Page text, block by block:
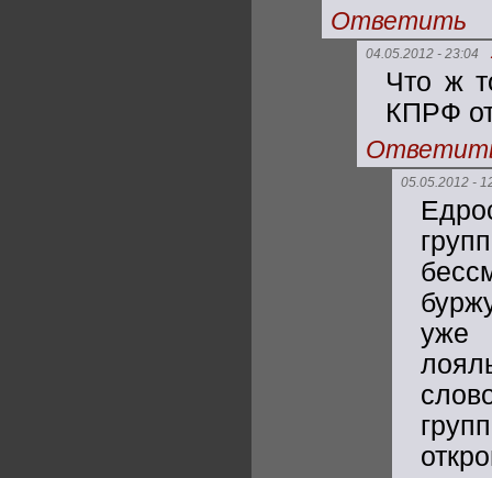
Ответить
04.05.2012 - 23:04
Что ж
КПРФ
05.05.2012 -
уже